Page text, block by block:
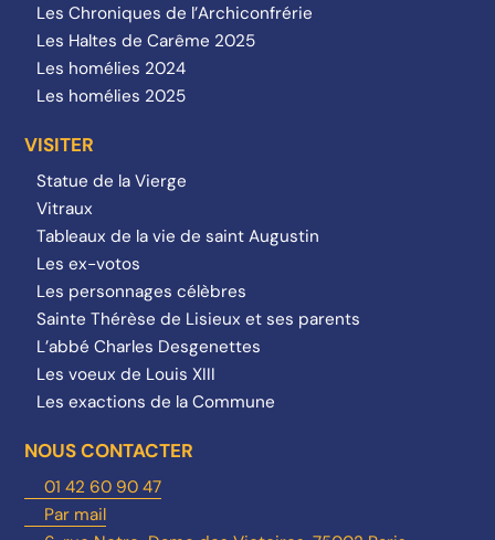
Les Chroniques de l’Archiconfrérie
Les Haltes de Carême 2025
Les homélies 2024
Les homélies 2025
VISITER
Statue de la Vierge
Vitraux
Tableaux de la vie de saint Augustin
Les ex-votos
Les personnages célèbres
Sainte Thérèse de Lisieux et ses parents
L’abbé Charles Desgenettes
Les voeux de Louis XIII
Les exactions de la Commune
NOUS CONTACTER
01 42 60 90 47
Par mail